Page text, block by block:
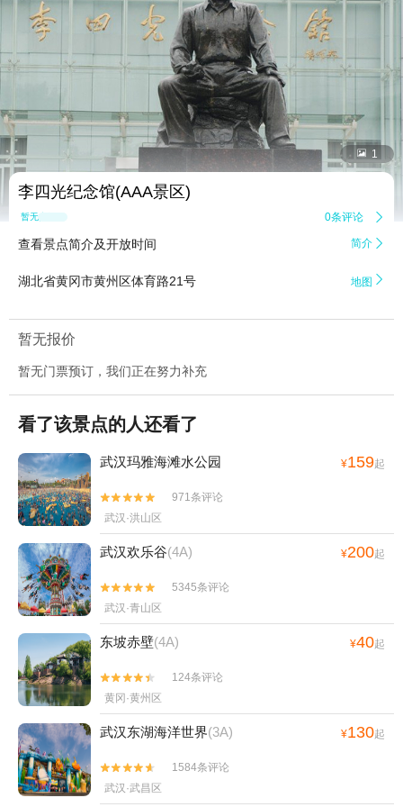
 1
李四光纪念馆(AAA景区)
暂无点评 0条评论 
查看景点简介及开放时间 简介 
湖北省黄冈市黄州区体育路21号 地图 
暂无报价
暂无门票预订，我们正在努力补充
看了该景点的人还看了
武汉玛雅海滩水公园 ¥159起


971条评论
武汉·洪山区
武汉欢乐谷(4A) ¥200起


5345条评论
武汉·青山区
东坡赤壁(4A) ¥40起


124条评论
黄冈·黄州区
武汉东湖海洋世界(3A) ¥130起


1584条评论
武汉·武昌区